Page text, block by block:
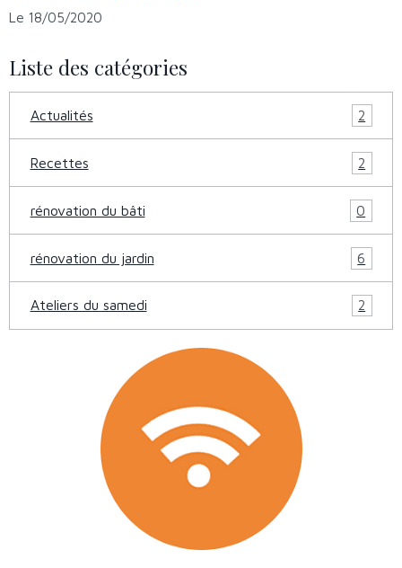
Le 18/05/2020
Liste des catégories
Actualités 2
Recettes 2
rénovation du bâti 0
rénovation du jardin 6
Ateliers du samedi 2